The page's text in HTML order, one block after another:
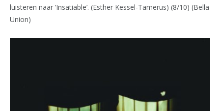
luisteren naar ‘Insatiable’. (Esther Kessel-Tamerus) (8/10) (Bella
Union)